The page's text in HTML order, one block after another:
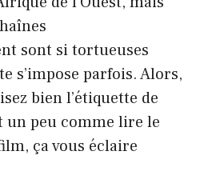
sont si tortueuses
s’impose parfois. Alors,
bien l’étiquette de
un peu comme lire le
ça vous éclaire